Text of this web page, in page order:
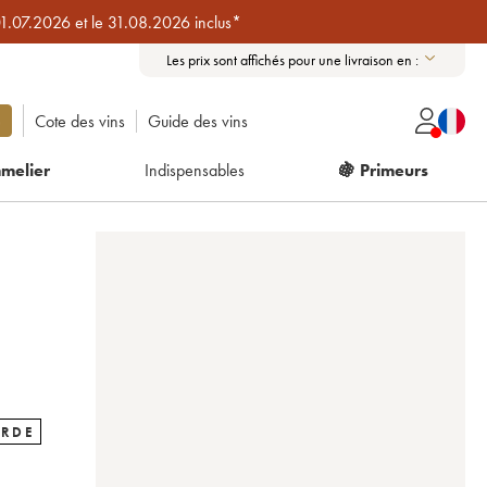
et le 31.08.2026 inclus*
Les prix sont affichés pour une livraison en :
Cote des vins Guide des vins
Indispensables 🍇 Primeurs